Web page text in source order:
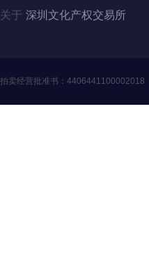
关于 深圳文化产权交易所
拍卖经营批准书： 4406441100002018